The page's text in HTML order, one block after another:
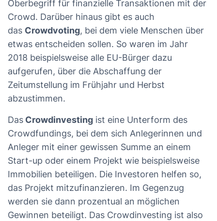
Oberbegriff für finanzielle Transaktionen mit der
Crowd. Darüber hinaus gibt es auch
das Crowdvoting, bei dem viele Menschen über
etwas entscheiden sollen. So waren im Jahr
2018 beispielsweise alle EU-Bürger dazu
aufgerufen, über die Abschaffung der
Zeitumstellung im Frühjahr und Herbst
abzustimmen.
Das Crowdinvesting ist eine Unterform des
Crowdfundings, bei dem sich Anlegerinnen und
Anleger mit einer gewissen Summe an einem
Start-up oder einem Projekt wie beispielsweise
Immobilien beteiligen. Die Investoren helfen so,
das Projekt mitzufinanzieren. Im Gegenzug
werden sie dann prozentual an möglichen
Gewinnen beteiligt. Das Crowdinvesting ist also